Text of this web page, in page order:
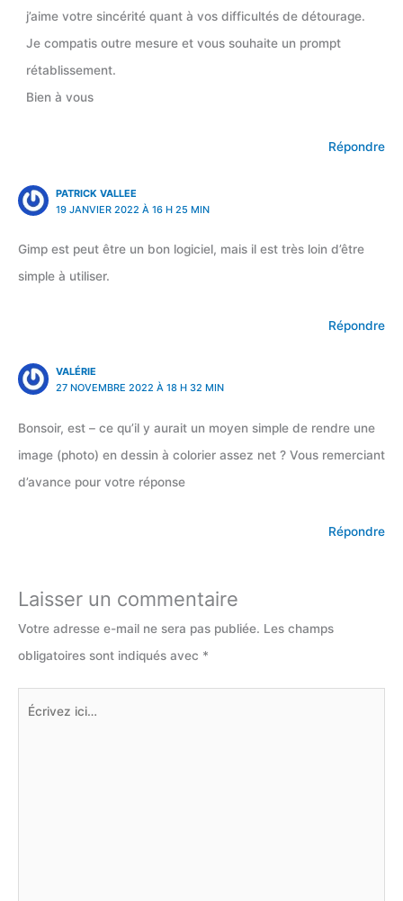
j’aime votre sincérité quant à vos difficultés de détourage.
Je compatis outre mesure et vous souhaite un prompt
rétablissement.
Bien à vous
Répondre
PATRICK VALLEE
19 JANVIER 2022 À 16 H 25 MIN
Gimp est peut être un bon logiciel, mais il est très loin d’être
simple à utiliser.
Répondre
VALÉRIE
27 NOVEMBRE 2022 À 18 H 32 MIN
Bonsoir, est – ce qu’il y aurait un moyen simple de rendre une
image (photo) en dessin à colorier assez net ? Vous remerciant
d’avance pour votre réponse
Répondre
Laisser un commentaire
Votre adresse e-mail ne sera pas publiée. Les champs
obligatoires sont indiqués avec *